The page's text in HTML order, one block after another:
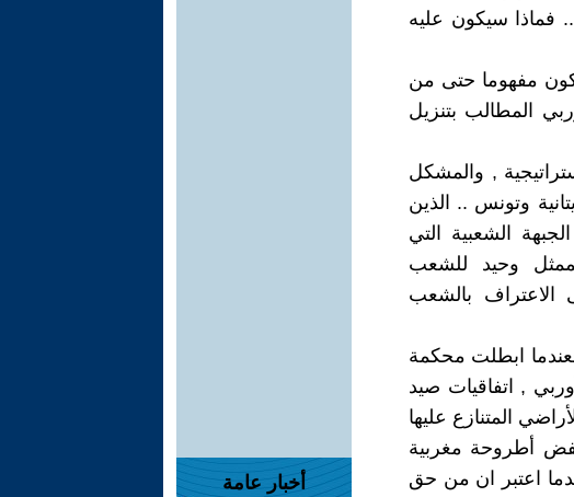
فماذا سيكون عليه
مفهوما حتى من
المطالب بتنزيل
, والمشكل
وتونس .. الذين
الشعبية التي
وحيد للشعب
الاعتراف بالشعب
ابطلت محكمة
, اتفاقيات صيد
المتنازع عليها
أطروحة مغربية
اعتبر ان من حق
أخبار عامة